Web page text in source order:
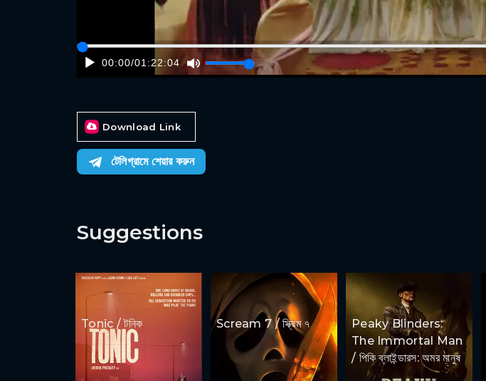
00:00/01:22:04
Download Link
টেলিগ্রামে শেয়ার করুন
Suggestions
Tonic / টনিক Scream 7 / স্ক্রিম ৭
Peaky Blinders:
The Immortal Man
/ পিকি ব্লাইন্ডারস: অমর মানুষ